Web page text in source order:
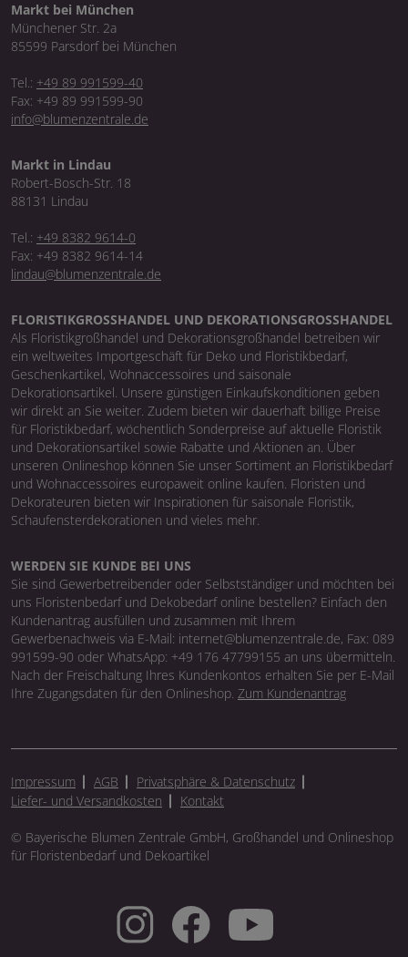
Markt bei München
Münchener Str. 2a
85599 Parsdorf bei München
Tel.: +49 89 991599-40
Fax: +49 89 991599-90
info@blumenzentrale.de
Markt in Lindau
Robert-Bosch-Str. 18
88131 Lindau
Tel.: +49 8382 9614-0
Fax: +49 8382 9614-14
lindau@blumenzentrale.de
FLORISTIKGROSSHANDEL UND DEKORATIONSGROSSHANDEL
Als Floristikgroßhandel und Dekorationsgroßhandel betreiben wir
ein weltweites Importgeschäft für Deko und Floristikbedarf,
Geschenkartikel, Wohnaccessoires und saisonale
Dekorationsartikel. Unsere günstigen Einkaufskonditionen geben
wir direkt an Sie weiter. Zudem bieten wir dauerhaft billige Preise
für Floristikbedarf, wöchentlich Sonderpreise auf aktuelle Floristik
und Dekorationsartikel sowie Rabatte und Aktionen an. Über
unseren Onlineshop können Sie unser Sortiment an Floristikbedarf
und Wohnaccessoires europaweit online kaufen. Floristen und
Dekorateuren bieten wir Inspirationen für saisonale Floristik,
Schaufensterdekorationen und vieles mehr.
WERDEN SIE KUNDE BEI UNS
Sie sind Gewerbetreibender oder Selbstständiger und möchten bei
uns Floristenbedarf und Dekobedarf online bestellen? Einfach den
Kundenantrag ausfüllen und zusammen mit Ihrem
Gewerbenachweis via E-Mail: internet@blumenzentrale.de, Fax: 089
991599-90 oder WhatsApp: +49 176 47799155 an uns übermitteln.
Nach der Freischaltung Ihres Kundenkontos erhalten Sie per E-Mail
Ihre Zugangsdaten für den Onlineshop. Zum Kundenantrag
Impressum AGB
Privatsphäre & Datenschutz
Liefer- und Versandkosten
Kontakt
© Bayerische Blumen Zentrale GmbH, Großhandel und Onlineshop
für Floristenbedarf und Dekoartikel